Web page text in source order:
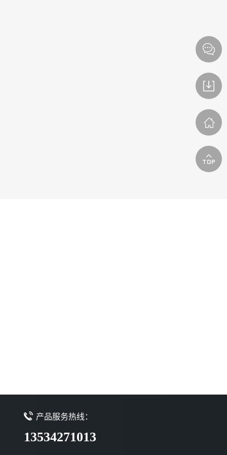
产品服务热线：
13534271013